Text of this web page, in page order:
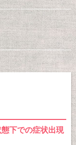
下での症状出現